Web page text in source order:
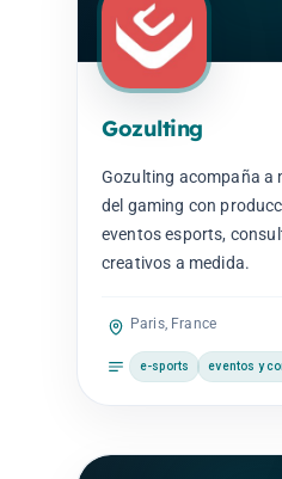
Gozulting
Gozulting acompaña a
del gaming con
eventos esports,
creativos a medida.
Paris, France
e-sports eventos y